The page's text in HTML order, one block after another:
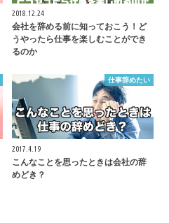
2018.12.24
会社を辞める前に知っておこう！ど
うやったら仕事を楽しむことができ
るのか
仕事辞めたい
2017.4.19
こんなことを思ったときは会社の辞
めどき？